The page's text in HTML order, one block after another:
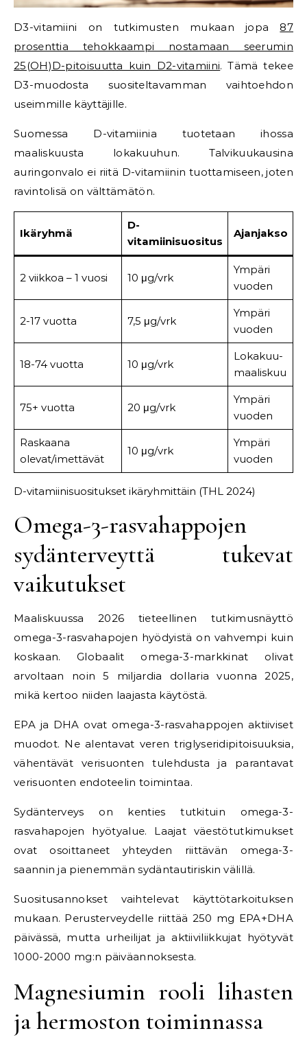
D3-vitamiini on tutkimusten mukaan jopa 87
prosenttia tehokkaampi nostamaan seerumin
25(OH)D-pitoisuutta kuin D2-vitamiini. Tämä tekee
D3-muodosta suositeltavamman vaihtoehdon
useimmille käyttäjille.
Suomessa D-vitamiinia tuotetaan ihossa
maaliskuusta lokakuuhun. Talvikuukausina
auringonvalo ei riitä D-vitamiinin tuottamiseen, joten
ravintolisä on välttämätön.
Ikäryhmä
D-
vitamiinisuositus
Ajanjakso
2 viikkoa – 1 vuosi 10 μg/vrk
Ympäri
vuoden
2-17 vuotta 7,5 μg/vrk
Ympäri
vuoden
18-74 vuotta 10 μg/vrk
Lokakuu-
maaliskuu
75+ vuotta 20 μg/vrk
Ympäri
vuoden
Raskaana
olevat/imettävät
10 μg/vrk
Ympäri
vuoden
D-vitamiinisuositukset ikäryhmittäin (THL 2024)
Omega-3-rasvahappojen
sydänterveyttä tukevat
vaikutukset
Maaliskuussa 2026 tieteellinen tutkimusnäyttö
omega-3-rasvahapojen hyödyistä on vahvempi kuin
koskaan. Globaalit omega-3-markkinat olivat
arvoltaan noin 5 miljardia dollaria vuonna 2025,
mikä kertoo niiden laajasta käytöstä.
EPA ja DHA ovat omega-3-rasvahappojen aktiiviset
muodot. Ne alentavat veren triglyseridipitoisuuksia,
vähentävät verisuonten tulehdusta ja parantavat
verisuonten endoteelin toimintaa.
Sydänterveys on kenties tutkituin omega-3-
rasvahapojen hyötyalue. Laajat väestötutkimukset
ovat osoittaneet yhteyden riittävän omega-3-
saannin ja pienemmän sydäntautiriskin välillä.
Suositusannokset vaihtelevat käyttötarkoituksen
mukaan. Perusterveydelle riittää 250 mg EPA+DHA
päivässä, mutta urheilijat ja aktiiviliikkujat hyötyvät
1000-2000 mg:n päiväannoksesta.
Magnesiumin rooli lihasten
ja hermoston toiminnassa